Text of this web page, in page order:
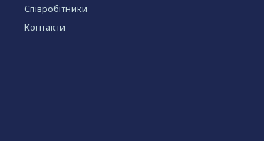
Співробітники
Контакти